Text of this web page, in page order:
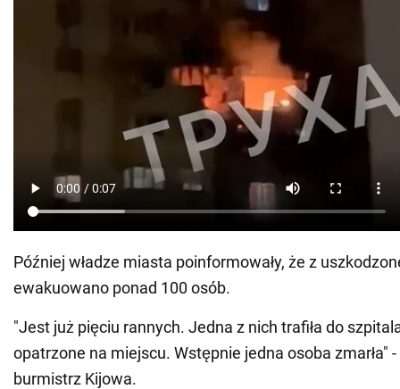
Później władze miasta poinformowały, że z
ewakuowano ponad 100 osób.
"Jest już pięciu rannych. Jedna z nich trafiła do
opatrzone na miejscu. Wstępnie jedna osoba zmarła" -
burmistrz Kijowa.